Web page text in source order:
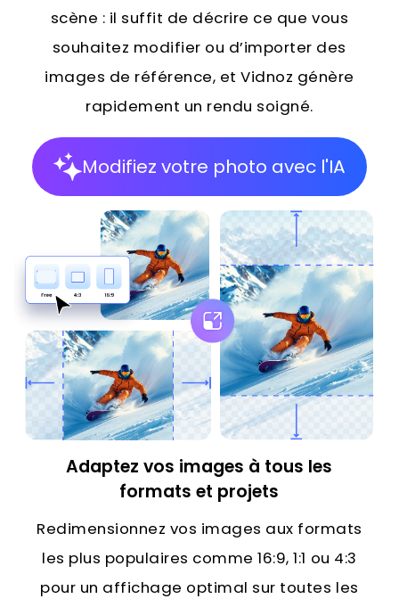
scène : il suffit de décrire ce que vous
souhaitez modifier ou d’importer des
images de référence, et Vidnoz génère
rapidement un rendu soigné.
Modifiez votre photo avec l'IA
Adaptez vos images à tous les
formats et projets
Redimensionnez vos images aux formats
les plus populaires comme 16:9, 1:1 ou 4:3
pour un affichage optimal sur toutes les